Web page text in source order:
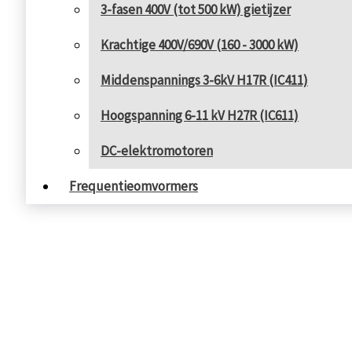
3-fasen 400V (tot 500 kW) gietijzer
Krachtige 400V/690V (160 - 3000 kW)
Middenspannings 3-6kV H17R (IC411)
Hoogspanning 6-11 kV H27R (IC611)
DC-elektromotoren
Frequentieomvormers